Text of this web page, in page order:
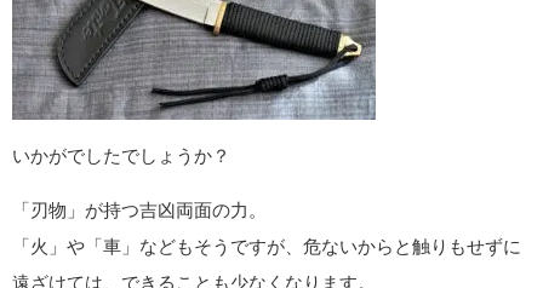
いかがでしたでしょうか？
「刃物」が持つ吉凶両面の力。
「火」や「車」などもそうですが、危ないからと触りもせずに
遠ざけては、できることも少なくなります。